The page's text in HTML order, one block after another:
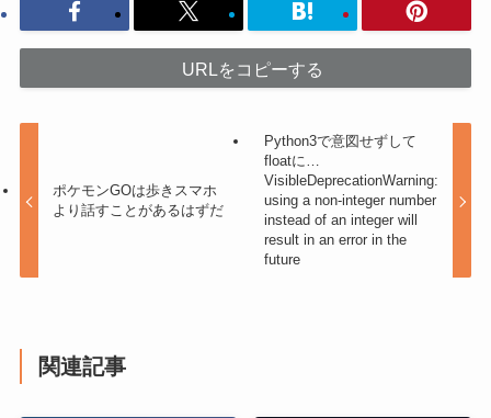
URLをコピーする
ポケモンGOは歩きスマホ
より話すことがあるはずだ
Python3で意図せずして
floatに…
VisibleDeprecationWarning:
using a non-integer number
instead of an integer will
result in an error in the
future
関連記事